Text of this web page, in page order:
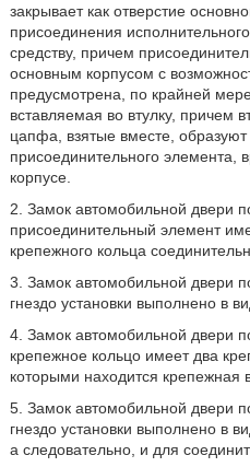
закрывает как отверстие
присоединения
средству, причем
основным корпусом с
предусмотрена, по крайней
вставляемая во втулку, причем
цапфа, взятые вместе,
присоединительного
корпусе.
2. Замок автомобильной двери
присоединительный элемент
крепежного кольца
3. Замок автомобильной двери
гнездо установки выполнено в
4. Замок автомобильной двери
крепежное кольцо имеет два
которыми находится крепежная
5. Замок автомобильной двери
гнездо установки выполнено в
а следовательно, и для